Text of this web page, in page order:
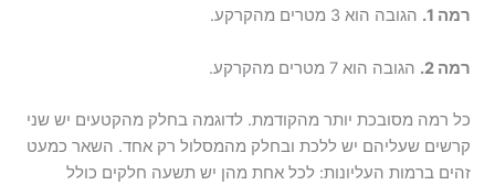
רמה 1. הגובה הוא 3 מטרים מהקרקע.
רמה 2. הגובה הוא 7 מטרים מהקרקע.
כל רמה מסובכת יותר מהקודמת. לדוגמה בחלק מהקטעים יש שני
קרשים שעליהם יש ללכת ובחלק מהמסלול רק אחד. השאר כמעט
זהים ברמות העליונות: לכל אחת מהן יש תשעה חלקים כולל